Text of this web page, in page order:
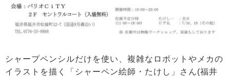
シャープペンシルだけを使い、複雑なロボットやメカの
イラストを描く「シャーペン絵師・たけし」さん(福井